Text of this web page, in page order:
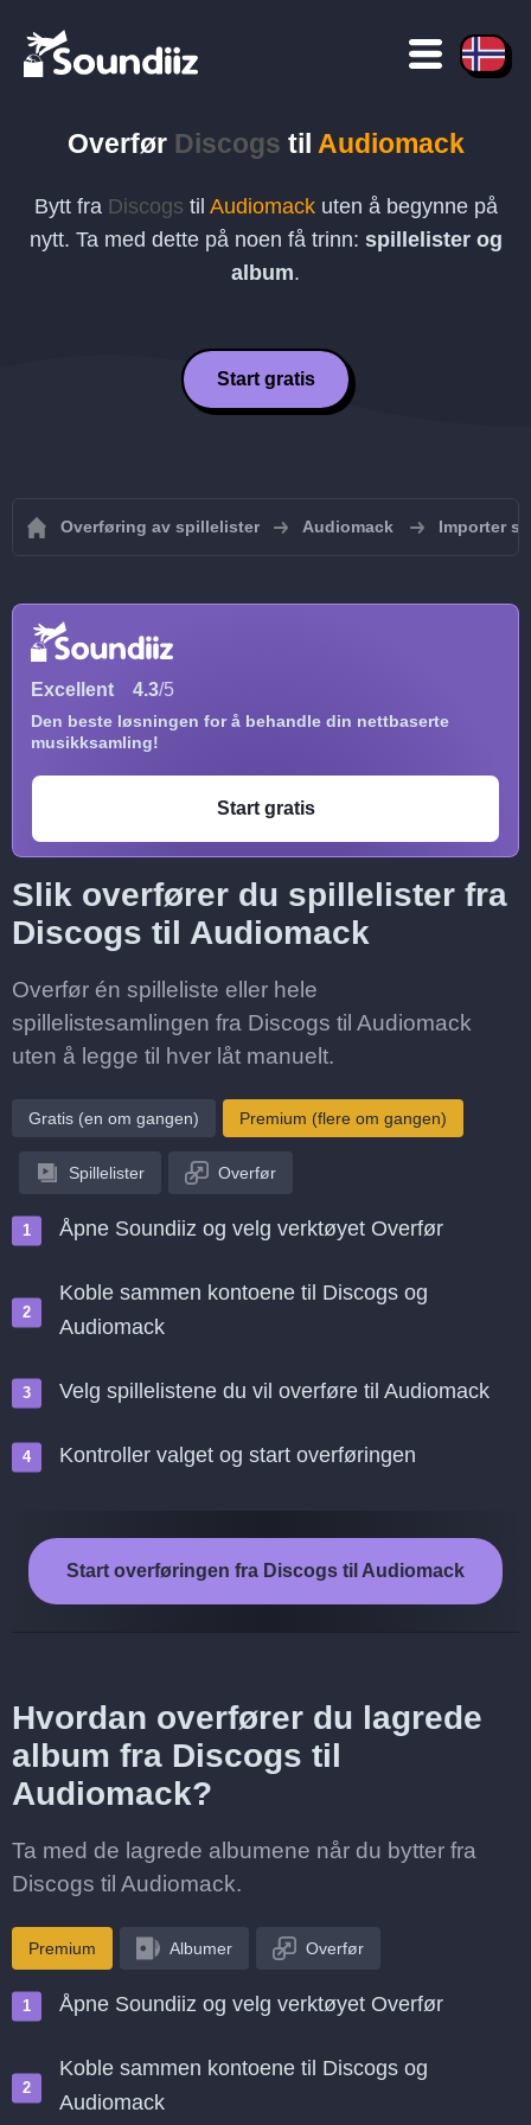
Overfør Discogs til Audiomack
Bytt fra Discogs til Audiomackuten å begynne på
nytt. Ta med dette på noen få trinn: spillelister og
album.
Start gratis
Overføring av spillelister Audiomack Importer
Excellent 4.3/5
Den beste løsningen for å behandle din nettbaserte
musikksamling!
Start gratis
Slik overfører du spillelister fra
Discogs til Audiomack
Overfør én spilleliste eller hele
spillelistesamlingen fra Discogs til Audiomack
uten å legge til hver låt manuelt.
Gratis (en om gangen) Premium (flere om gangen)
Spillelister Overfør
Åpne Soundiiz og velg verktøyet Overfør
Koble sammen kontoene til Discogs og
Audiomack
Velg spillelistene du vil overføre til Audiomack
Kontroller valget og start overføringen
Start overføringen fra Discogs til Audiomack
Hvordan overfører du lagrede
album fra Discogs til
Audiomack?
Ta med de lagrede albumene når du bytter fra
Discogs til Audiomack.
Premium Albumer Overfør
Åpne Soundiiz og velg verktøyet Overfør
Koble sammen kontoene til Discogs og
Audiomack